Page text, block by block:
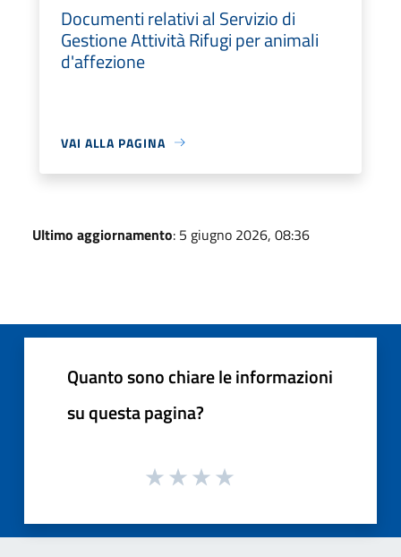
Documenti relativi al Servizio di
Gestione Attività Rifugi per animali
d'affezione
VAI ALLA PAGINA
Ultimo aggiornamento: 5 giugno 2026, 08:36
Quanto sono chiare le informazioni
su questa pagina?